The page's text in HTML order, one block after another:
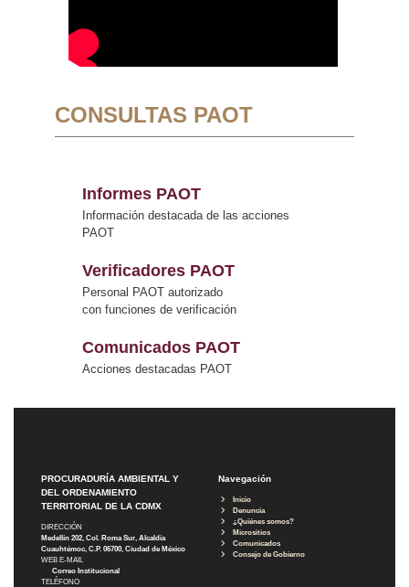
CONSULTAS PAOT
Informes PAOT
Información destacada de las acciones
PAOT
Verificadores PAOT
Personal PAOT autorizado
con funciones de verificación
Comunicados PAOT
Acciones destacadas PAOT
PROCURADURÍA AMBIENTAL Y
DEL ORDENAMIENTO
TERRITORIAL DE LA CDMX
DIRECCIÓN
Medellín 202, Col. Roma Sur, Alcaldía
Cuauhtémoc, C.P. 06700, Ciudad de México
WEB E-MAIL
Correo Institucional
TELÉFONO
Navegación
Inicio
Denuncia
¿Quiénes somos?
Micrositios
Comunicados
Consejo de Gobierno